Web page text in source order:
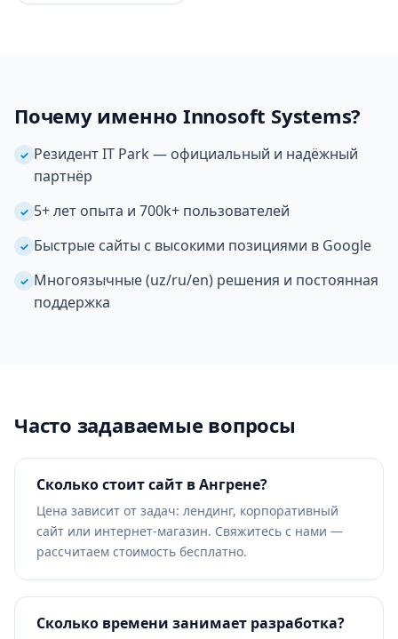
Почему именно Innosoft Systems?
✓ Резидент IT Park — официальный и надёжный
партнёр
✓ 5+ лет опыта и 700k+ пользователей
✓ Быстрые сайты с высокими позициями в Google
✓ Многоязычные (uz/ru/en) решения и постоянная
поддержка
Часто задаваемые вопросы
Сколько стоит сайт в Ангрене?
Цена зависит от задач: лендинг, корпоративный
сайт или интернет-магазин. Свяжитесь с нами —
рассчитаем стоимость бесплатно.
Сколько времени занимает разработка?